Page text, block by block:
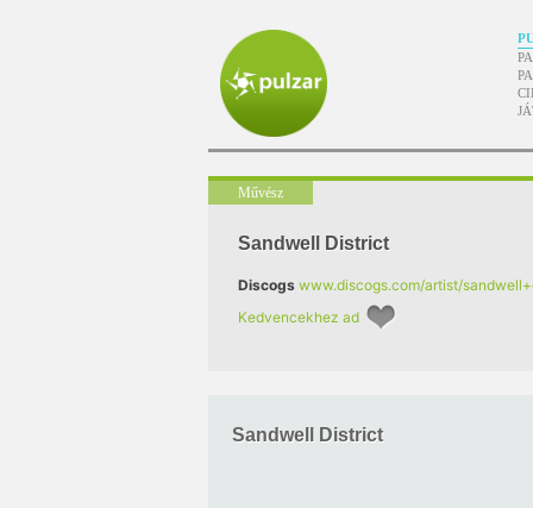
Művész
Sandwell District
Discogs www.discogs.com/artist/
Kedvencekhez ad
Sandwell District